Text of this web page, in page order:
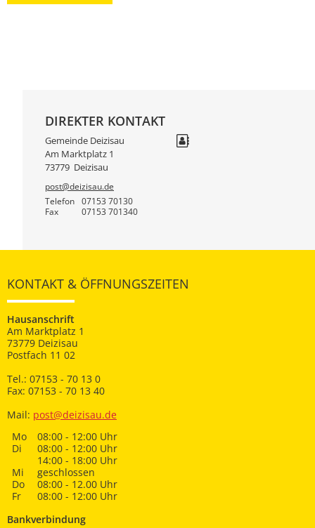
DIREKTER KONTAKT
Gemeinde Deizisau
Am Marktplatz 1
73779 Deizisau
post@deizisau.de
Telefon
07153 70130
Fax 07153 701340
KONTAKT & ÖFFNUNGSZEITEN
Hausanschrift
Am Marktplatz 1
73779 Deizisau
Postfach 11 02
Tel.: 07153 - 70 13 0
Fax: 07153 - 70 13 40
Mail: post@deizisau.de
Mo
08:00 - 12:00 Uhr
Di
08:00 - 12:00 Uhr
14:00 - 18:00 Uhr
Mi
geschlossen
Do
08:00 - 12.00 Uhr
Fr
08:00 - 12:00 Uhr
Bankverbindung